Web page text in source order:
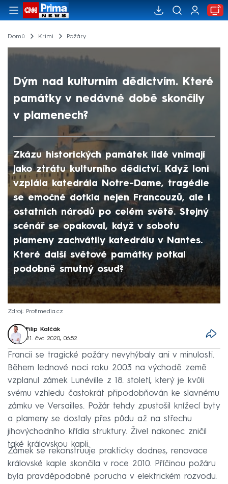
Domů Krimi Požáry
Dým nad kulturním dědictvím. Které
památky v nedávné době skončily
v plamenech?
Zkázu historických památek lidé vnímají
jako ztrátu kulturního dědictví. Když loni
vzplála katedrála Notre-Dame, tragédie
se emočně dotkla nejen Francouzů, ale i
ostatních národů po celém světě. Stejný
scénář se opakoval, když v sobotu
plameny zachvátily katedrálu v Nantes.
Které další světové památky potkal
podobně smutný osud?
Zdroj: Profimedia.cz
Filip Kalčák
21. čvc 2020, 06:52
Francii se tragické požáry nevyhýbaly ani v minulosti.
Během lednové noci roku 2003 na východě země
vzplanul zámek Lunéville z 18. století, který je kvůli
svému vzhledu častokrát připodobňován ke slavnému
zámku ve Versailles. Požár tehdy zpustošil knížecí byty
a plameny se dostaly přes půdu až na střechu
jihovýchodního křídla struktury. Živel nakonec zničil
také královskou kapli.
Zámek se rekonstruuje prakticky dodnes, renovace
královské kaple skončila v roce 2010. Příčinou požáru
byla pravděpodobně porucha v elektrickém rozvodu.